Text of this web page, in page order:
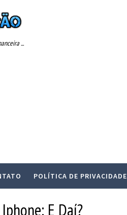
...
POLÍTICA DE PRIVACIDADE
E Daí?